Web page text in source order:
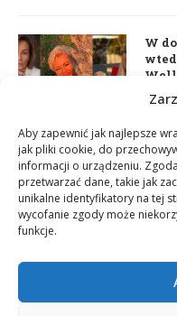
Aby zapewnić jak najlepsze
jak pliki cookie, do
informacji o urządzeniu.
przetwarzać dane, takie jak
unikalne identyfikatory na tej
wycofanie zgody może
funkcje.
W
lidera
17